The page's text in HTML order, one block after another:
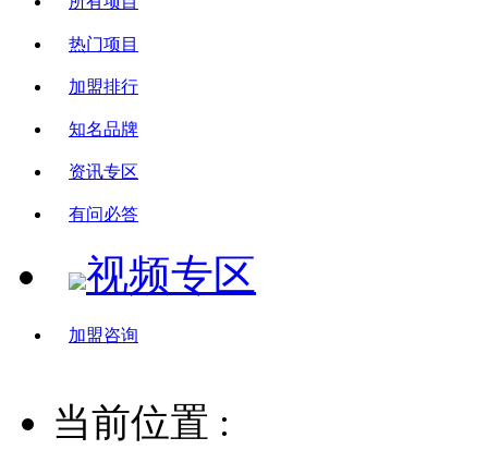
热门项目
加盟排行
知名品牌
资讯专区
有问必答
视频专区
加盟咨询
当前位置 :